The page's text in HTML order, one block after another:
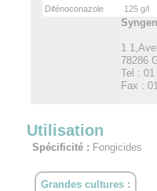
Difénoconazole
125 g/l
1
78286
Tel :
Fax :
Utilisation
Spécificité : Fongicides
Grandes cultures :